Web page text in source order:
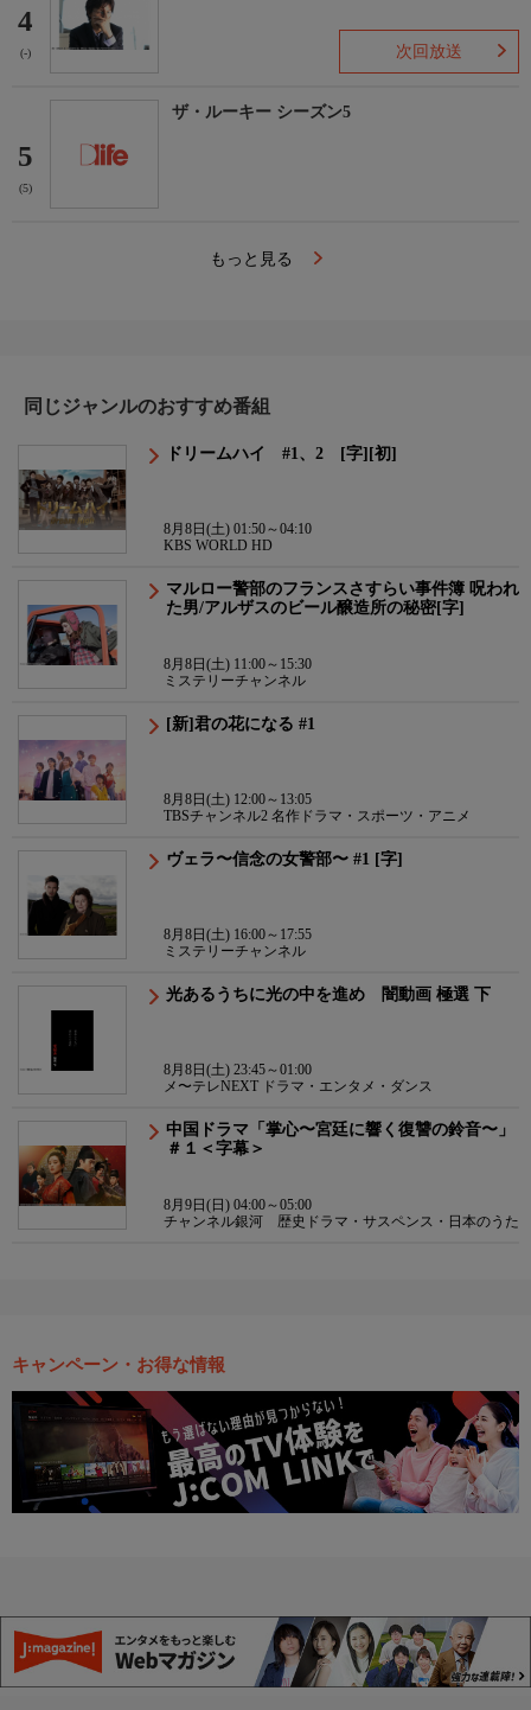
4
(-) 次回放送
5
(5)
ザ・ルーキー シーズン5
もっと見る
同じジャンルのおすすめ番組
ドリームハイ #1、2 [字][初]
8月8日(土) 01:50～04:10
KBS WORLD HD
マルロー警部のフランスさすらい事件簿 呪われ
た男/アルザスのビール醸造所の秘密[字]
8月8日(土) 11:00～15:30
ミステリーチャンネル
[新]君の花になる #1
8月8日(土) 12:00～13:05
TBSチャンネル2 名作ドラマ・スポーツ・アニメ
ヴェラ〜信念の女警部〜 #1 [字]
8月8日(土) 16:00～17:55
ミステリーチャンネル
光あるうちに光の中を進め 闇動画 極選 下
8月8日(土) 23:45～01:00
メ〜テレNEXT ドラマ・エンタメ・ダンス
中国ドラマ「掌心〜宮廷に響く復讐の鈴音〜」
＃１＜字幕＞
8月9日(日) 04:00～05:00
チャンネル銀河 歴史ドラマ・サスペンス・日本のうた
キャンペーン・お得な情報